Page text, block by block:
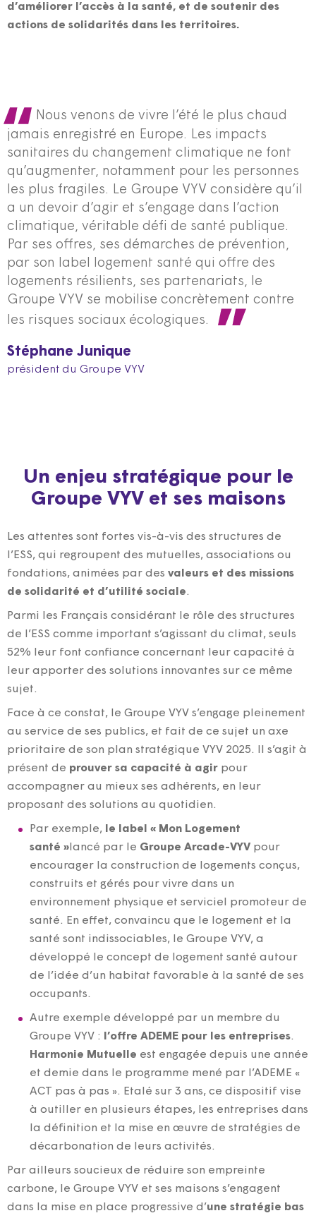
d’améliorer l’accès à la santé, et de soutenir des
actions de solidarités dans les territoires.
Nous venons de vivre l’été le plus chaud
jamais enregistré en Europe. Les impacts
sanitaires du changement climatique ne font
qu’augmenter, notamment pour les personnes
les plus fragiles. Le Groupe VYV considère qu’il
a un devoir d’agir et s’engage dans l’action
climatique, véritable défi de santé publique.
Par ses offres, ses démarches de prévention,
par son label logement santé qui offre des
logements résilients, ses partenariats, le
Groupe VYV se mobilise concrètement contre
les risques sociaux écologiques.
Stéphane Junique
président du Groupe VYV
Un enjeu stratégique pour le
Groupe VYV et ses maisons
Les attentes sont fortes vis-à-vis des structures de
l’ESS, qui regroupent des mutuelles, associations ou
fondations, animées par des valeurs et des missions
de solidarité et d’utilité sociale.
Parmi les Français considérant le rôle des structures
de l’ESS comme important s’agissant du climat, seuls
52% leur font confiance concernant leur capacité à
leur apporter des solutions innovantes sur ce même
sujet.
Face à ce constat, le Groupe VYV s’engage pleinement
au service de ses publics, et fait de ce sujet un axe
prioritaire de son plan stratégique VYV 2025. Il s’agit à
présent de prouver sa capacité à agir pour
accompagner au mieux ses adhérents, en leur
proposant des solutions au quotidien.
Par exemple, le label « Mon Logement
santé » lancé par le Groupe Arcade-VYV pour
encourager la construction de logements conçus,
construits et gérés pour vivre dans un
environnement physique et serviciel promoteur de
santé. En effet, convaincu que le logement et la
santé sont indissociables, le Groupe VYV, a
développé le concept de logement santé autour
de l’idée d’un habitat favorable à la santé de ses
occupants.
Autre exemple développé par un membre du
Groupe VYV :
l’offre ADEME pour les entreprises.
Harmonie Mutuelle est engagée depuis une année
et demie dans le programme mené par l’ADEME «
ACT pas à pas ». Etalé sur 3 ans, ce dispositif vise
à outiller en plusieurs étapes, les entreprises dans
la définition et la mise en œuvre de stratégies de
décarbonation de leurs activités.
Par ailleurs soucieux de réduire son empreinte
carbone, le Groupe VYV et ses maisons s’engagent
dans la mise en place progressive d’une stratégie bas